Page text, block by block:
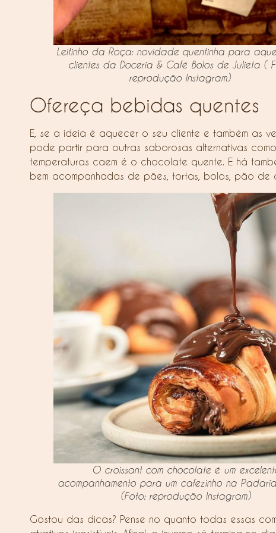
Leitinho da Roça: novidade quentinha para
clientes da Doceria & Café Bolos de Julieta (
reprodução Instagram)
Ofereça bebidas quentes
E, se a ideia é aquecer o seu cliente e também as
pode partir para outras saborosas alternativas
temperaturas caem é o chocolate quente. E há
bem acompanhadas de pães, tortas, bolos, pão de
O croissant com chocolate é um
acompanhamento para um cafezinho na
(Foto: reprodução Instagram)
Gostou das dicas? Pense no quanto todas essas